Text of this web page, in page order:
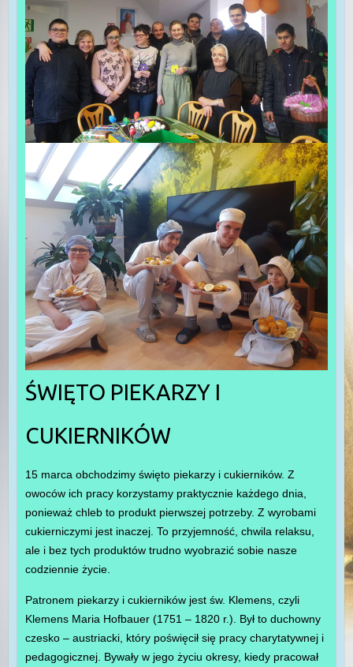
ŚWIĘTO PIEKARZY I
CUKIERNIKÓW
15 marca obchodzimy święto piekarzy i cukierników. Z
owoców ich pracy korzystamy praktycznie każdego dnia,
ponieważ chleb to produkt pierwszej potrzeby. Z wyrobami
cukierniczymi jest inaczej. To przyjemność, chwila relaksu,
ale i bez tych produktów trudno wyobrazić sobie nasze
codziennie życie.
Patronem piekarzy i cukierników jest św. Klemens, czyli
Klemens Maria Hofbauer (1751 – 1820 r.). Był to duchowny
czesko – austriacki, który poświęcił się pracy charytatywnej i
pedagogicznej. Bywały w jego życiu okresy, kiedy pracował